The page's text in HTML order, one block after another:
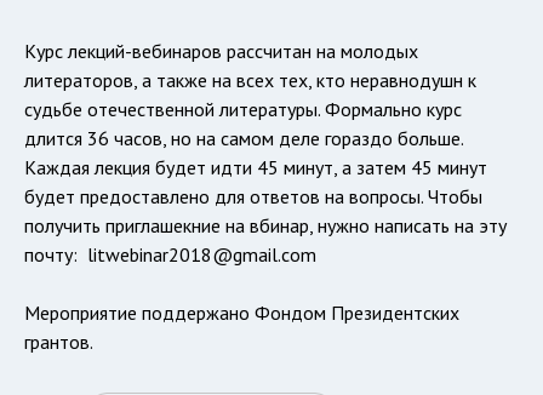
Курс лекций-вебинаров рассчитан на молодых
литераторов, а также на всех тех, кто неравнодушн к
судьбе отечественной литературы. Формально курс
длится 36 часов, но на самом деле гораздо больше.
Каждая лекция будет идти 45 минут, а затем 45 минут
будет предоставлено для ответов на вопросы. Чтобы
получить приглашекние на вбинар, нужно написать на эту
почту: litwebinar2018@gmail.com
Мероприятие поддержано Фондом Президентских
грантов.